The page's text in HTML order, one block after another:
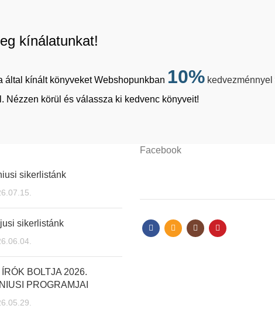
kínálatunkat!
által kínált könyveket Webshopunkban 10% kedvezménnyel
Nézzen körül és válassza ki kedvenc könyveit!
sikerlistánk
sikerlistánk
BOLTJA 2026.
PROGRAMJAI
Facebook